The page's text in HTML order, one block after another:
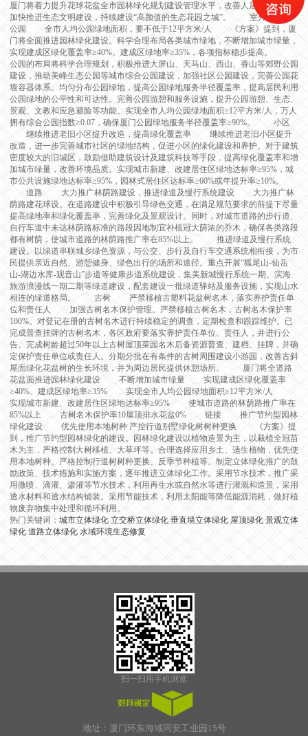
厦门将着力提升花球花盆全市园林绿化规划建设管理水平，改善人居生态环境，
加快推进生态文明建设，持续建设“高颜值的生态花园之城”。 室外植物墙
公园 全市人均公园绿地面积，要不低于12平方米/人 《方案》提到，厦
门将全面推进园林绿化建设。科学合理布局各类城市绿地，不断增加城市绿量，
实现建成区绿化覆盖率≥40%、建成区绿地率≥35%，各项指标稳步提高。
公园的布局将科学合理规划，积极推进大屏山、天马山、西山、香山等郊野公园
建设，推动美峰生态公园等城市综合公园建设，加强社区公园建设，完善公园花
墙容器体系。均匀分布公园绿地，提高公园绿地服务半径覆盖率，提高居民利用
公园绿地的公平性和可达性。完善公园游憩和服务设施，提升公园游憩、生态、
景观、文教和应急避险等功能。实现全市人均公园绿地面积≥12平方米/人，万人
拥有综合公园指数≥0.07，确保厦门公园绿地服务半径覆盖率≥90%。 小区
继续推进老旧小区提升改造，提高绿化覆盖率 继续推进老旧小区提升
改造，进一步完善城市社区的绿地结构，促进小区的绿化建设和养护。对于建筑
密度较大的旧城区，鼓励借助建筑设计及建筑科技等手段，提高绿化覆盖率和增
加城市绿量，改善环境品质。实现城市新建、改建居住区绿地达标率≥95%，城
市公共设施绿地达标率≥95%，园林式居住区达标率≥60%或年提升率≥10%。
道路 大力推广林荫路建设，推进绿道及慢行系统建设 大力推广林
荫路建花球设。在道路建设中积极引导绿色交通，在满足规范要求的前提下尽量
提高绿地率和绿化覆盖率，完善绿化及景观设计。同时，对城市道路的步行道、
自行车道中未达林荫路标准的路段因地制宜补植冠大荫浓的乔木，确保各类路段
都有树荫，使城市道路的林荫路推广率在85%以上。 推进绿道及慢行系统
建设。以绿道串联城乡绿色资源，与公交、步行及自行车交通系统相衔接，为市
民提供亲近自然、游憩健身、绿色出行的场所和途径。重点开展“狐尾山-仙岳
山-湖边水库-观音山”步道等健康步道系统建设，集美新城慢行系统一期、滨海
旅游浪漫线一期二期等绿道建设，配套建设一批绿道驿站及服务设施，实现山水
相连的绿道格局。 古树 严禁移植古塑料花盆树名木，落实养护责任单
位和责任人 加强古树名木保护管理。严禁移植古树名木，古树名木保护率
100%。对登记在册的古树名木进行持续稳定的调查，定期检查和跟踪维护。已
完成普查挂牌的古树名木，各区政府要落实养护责任单位、责任人，并进行公
告。完成树龄超过50年以上古树屋顶菜园名木后备资源普查、建档、挂牌，并确
定保护责任单位或责任人。分期分批在有条件的古树周围建设小游园，改善古斜
屋面绿化花盆树的生长环境，并为周边居民提供休憩场所。 厦门将全道路
花盆面推进园林绿化建设 不断增加城市绿量 实现建成区绿化覆盖率
≥40%、建成区绿地率≥35% 实现全市人均公园绿地面积≥12平方米/人
实现城市新建、改建居住区绿地达标率≥95% 使城市道路的林荫路推广率在
85%以上 古树名木保护率10屋顶排水花盆0% 链接 推广节约型园林
绿化建设 优先使用本地树种 严控行道别墅绿化树树种更换 《方案》提
到，推广节约型园林绿化的建设。园林绿化建设以植物造景为主，以栽植全冠苗
木为主，严格控制大树移植、大草坪等。合理选择应用乡土、适生植物，优先使
用本地树种。严格控制行道树树种更换、反季节种植等。制定立体绿化推广的鼓
励政策、技术措施和实施方案，逐年推进立体绿化工作。采用节水技术，推广采
用微喷、滴灌、渗灌等节水技术，利用再生水或自然水等进行灌溉和造景，采用
透水材料和透水结构铺装。采用节能技术，利用太阳能等降低能源消耗，做好植
物废弃物集中处理和循环利用。
热门关键词： 城市立体绿化 立交桥立体绿化 垂直墙立体绿化 屋顶绿化 景观立体
绿化 道路立体绿化 水域环境生态修复
扫一扫用手机浏览
地址：厦门环东海域同安工业园15号